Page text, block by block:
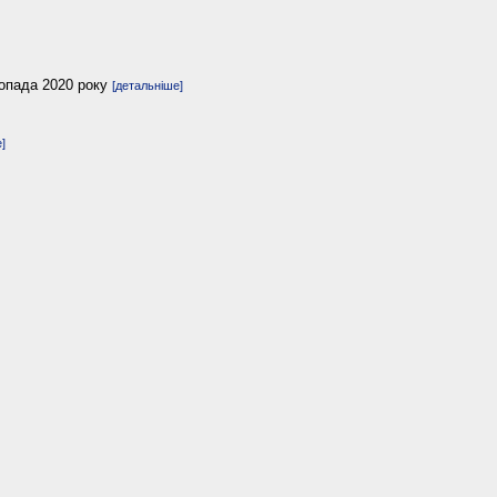
2020 року [детальніше]